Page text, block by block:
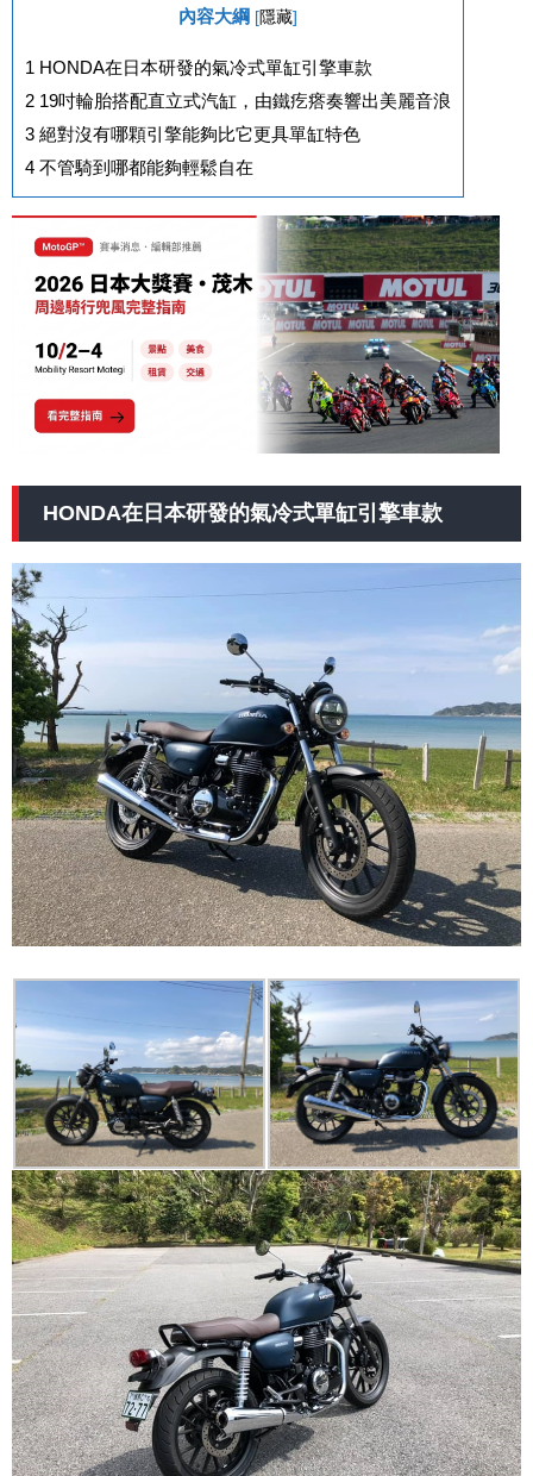
內容大綱 [隱藏]
1 HONDA在日本研發的氣冷式單缸引擎車款
2 19吋輪胎搭配直立式汽缸，由鐵疙瘩奏響出美麗音浪
3 絕對沒有哪顆引擎能夠比它更具單缸特色
4 不管騎到哪都能夠輕鬆自在
HONDA在日本研發的氣冷式單缸引擎車款